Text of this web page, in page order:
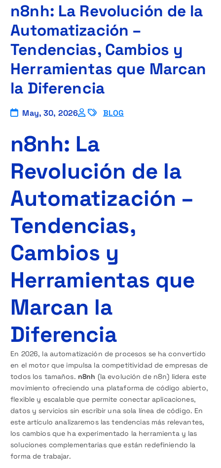
n8nh: La Revolución de la
Automatización –
Tendencias, Cambios y
Herramientas que Marcan
la Diferencia
May, 30, 2026 BLOG
n8nh: La
Revolución de la
Automatización –
Tendencias,
Cambios y
Herramientas que
Marcan la
Diferencia
En 2026, la automatización de procesos se ha convertido
en el motor que impulsa la competitividad de empresas de
todos los tamaños. n8nh (la evolución de n8n) lidera este
movimiento ofreciendo una plataforma de código abierto,
flexible y escalable que permite conectar aplicaciones,
datos y servicios sin escribir una sola línea de código. En
este artículo analizaremos las tendencias más relevantes,
los cambios que ha experimentado la herramienta y las
soluciones complementarias que están redefiniendo la
forma de trabajar.